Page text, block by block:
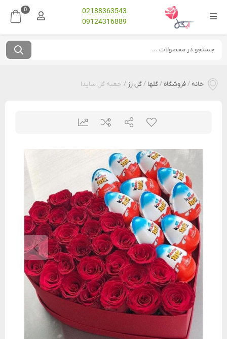
02188363543
09124316889
0
خانه/فروشگاه/گلها /گل رز / جعبه گل سایدا